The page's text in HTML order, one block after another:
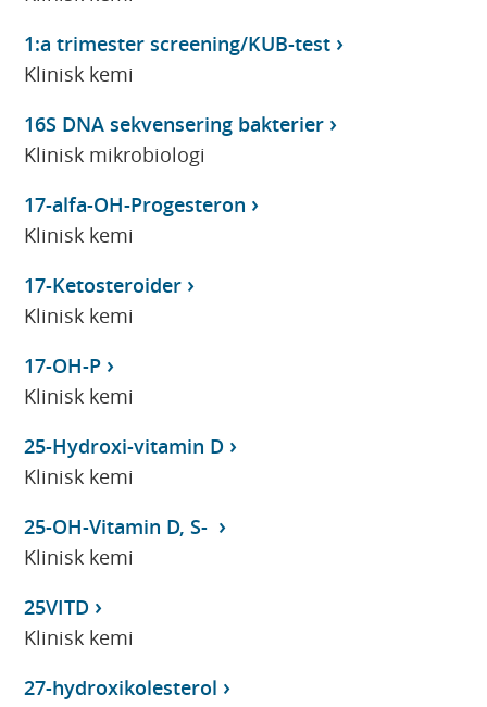
1:a trimester screening/KUB-test
Klinisk kemi
16S DNA sekvensering bakterier
Klinisk mikrobiologi
17-alfa-OH-Progesteron
Klinisk kemi
17-Ketosteroider
Klinisk kemi
17-OH-P
Klinisk kemi
25-Hydroxi-vitamin D
Klinisk kemi
25-OH-Vitamin D, S-
Klinisk kemi
25VITD
Klinisk kemi
27-hydroxikolesterol